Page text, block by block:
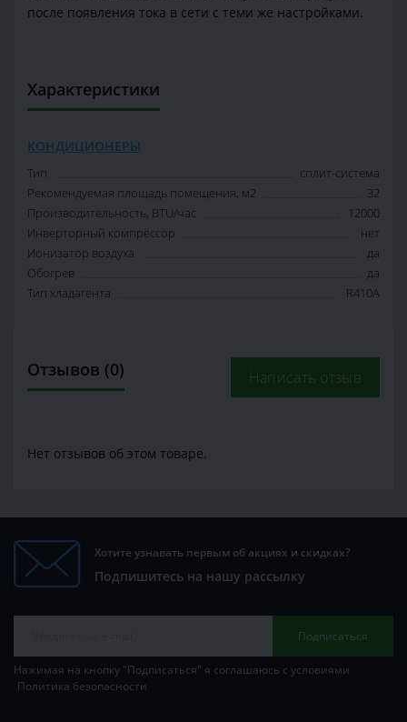
после появления тока в сети с теми же настройками.
Характеристики
КОНДИЦИОНЕРЫ
Тип
сплит-система
Рекомендуемая площадь помещения, м2
32
Производительность, BTU/час
12000
Инверторный компрессор
нет
Ионизатор воздуха
да
Обогрев
да
Тип хладагента
R410A
Отзывов (0) Написать отзыв
Нет отзывов об этом товаре.
Хотите узнавать первым об акциях и скидках?
Подпишитесь на нашу рассылку
Подписаться
Нажимая на кнопку "Подписаться" я соглашаюсь с условиями
Политика безопасности